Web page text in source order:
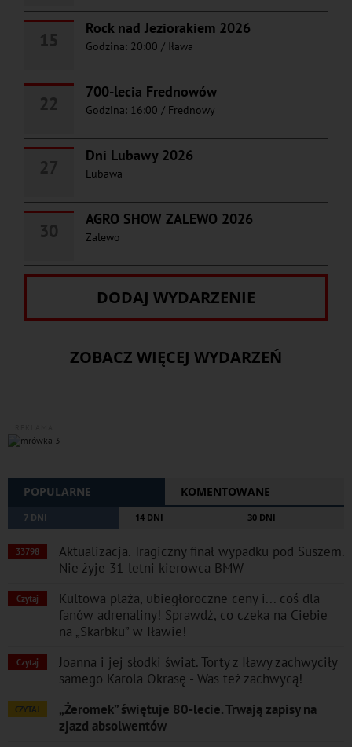
Rock nad Jeziorakiem 2026
Godzina: 20:00 / Iława
700-lecia Frednowów
Godzina: 16:00 / Frednowy
Dni Lubawy 2026
Lubawa
AGRO SHOW ZALEWO 2026
Zalewo
DODAJ WYDARZENIE
ZOBACZ WIĘCEJ WYDARZEŃ
POPULARNE KOMENTOWANE
7 DNI 14 DNI 30 DNI
33798
Aktualizacja. Tragiczny finał wypadku pod Suszem.
Nie żyje 31-letni kierowca BMW
Czytaj
Kultowa plaża, ubiegłoroczne ceny i... coś dla
fanów adrenaliny! Sprawdź, co czeka na Ciebie
na „Skarbku” w Iławie!
Czytaj
Joanna i jej słodki świat. Torty z Iławy zachwyciły
samego Karola Okrasę - Was też zachwycą!
CZYTAJ
„Żeromek” świętuje 80-lecie. Trwają zapisy na
zjazd absolwentów